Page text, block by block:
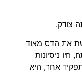
צודק.
את הדס מאוד
היו ניסיונות
אחר, היא